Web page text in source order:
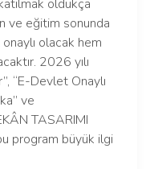
oldukça
ve eğitim sonunda
olacak hem
2026 yılı
“E-Devlet Onaylı
ve
TASARIMI
program büyük ilgi